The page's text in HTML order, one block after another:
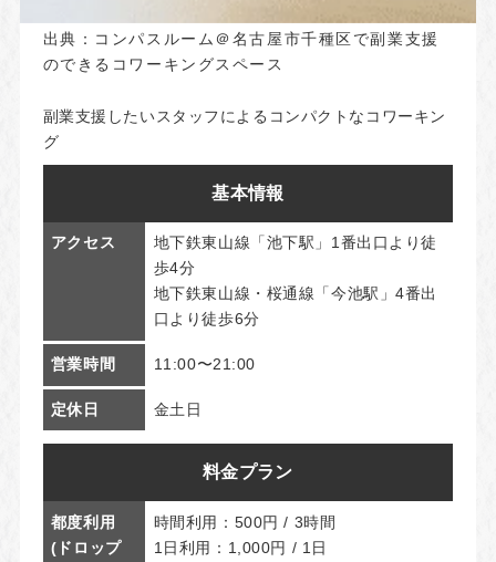
出典： コンパスルーム＠名古屋市千種区で副業支援
のできるコワーキングスペース
副業支援したいスタッフによるコンパクトなコワーキン
グ
基本情報
アクセス
地下鉄東山線「池下駅」1番出口より徒
歩4分
地下鉄東山線・桜通線「今池駅」4番出
口より徒歩6分
営業時間 11:00〜21:00
定休日 金土日
料金プラン
都度利用
(ドロップ
時間利用：500円 / 3時間
1日利用：1,000円 / 1日